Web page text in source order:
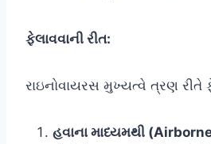
ફેલાવવાની રીત:
રાઇનોવાયરસ મુખ્યત્વે ત્રણ રીતે
હવાના માધ્યમથી